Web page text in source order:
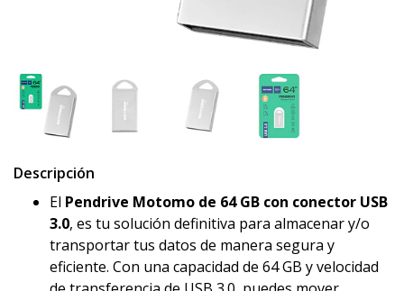
Descripción
El Pendrive Motomo de 64 GB con conector USB
3.0, es tu solución definitiva para almacenar y/o
transportar tus datos de manera segura y
eficiente. Con una capacidad de 64 GB y velocidad